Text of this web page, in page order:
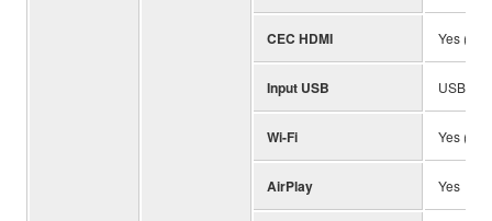
CEC HDMI Yes
Input USB USB
Wi-Fi Yes
AirPlay Yes